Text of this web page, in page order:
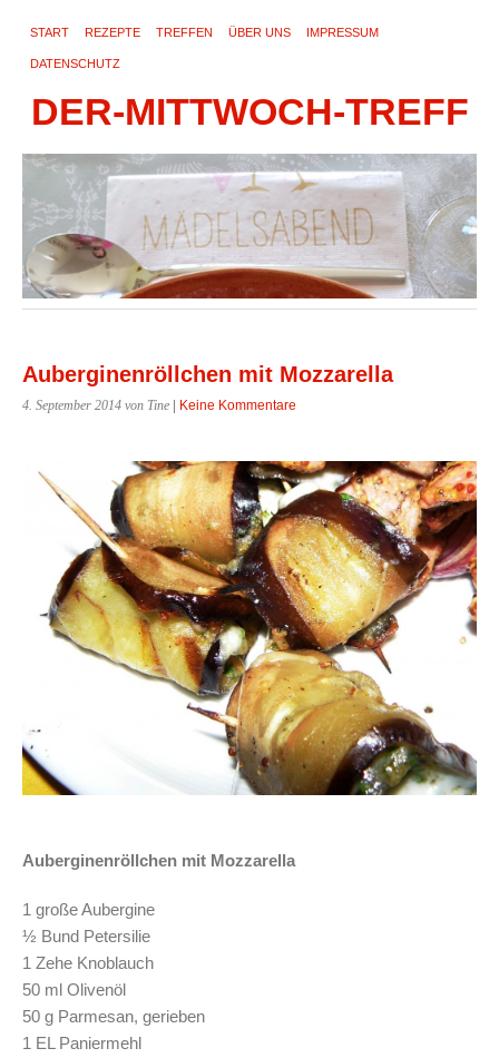
START REZEPTE TREFFEN ÜBER UNS IMPRESSUM
DATENSCHUTZ
DER-MITTWOCH-TREFF
Auberginenröllchen mit Mozzarella
4. September 2014 von Tine | Keine Kommentare
Auberginenröllchen mit Mozzarella
1 große Aubergine
½ Bund Petersilie
1 Zehe Knoblauch
50 ml Olivenöl
50 g Parmesan, gerieben
1 EL Paniermehl